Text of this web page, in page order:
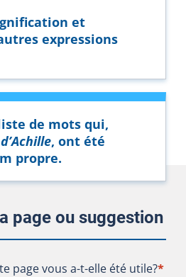
et
expressions
de mots qui,
, ont été
propre.
page ou suggestion
page vous a-t-elle été utile?
page vous a-t-elle été utile?*